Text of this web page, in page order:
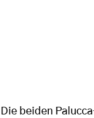
Die beiden